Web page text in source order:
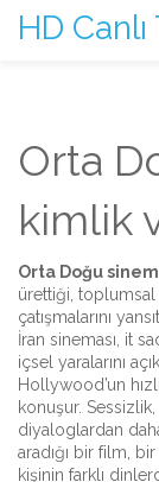
HD
Orta
kimlik
Orta Doğu
ürettiği, toplumsal
çatışmalarını
İran sineması , it
içsel yaralarını
Hollywood’un
konuşur.
diyaloglardan
aradığı bir film,
kişinin farklı